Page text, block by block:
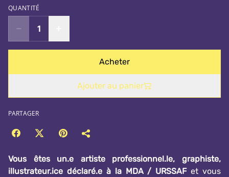
QUANTITÉ
Acheter
Ajouter au panier
PARTAGER
Vous êtes un.e artiste professionnel.le, graphiste,
illustrateur.ice déclaré.e à la MDA / URSSAFet vous